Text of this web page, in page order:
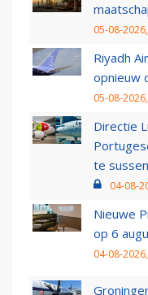
05-08-
Riyadh
opnieuw
05-08-
Directie
te sussen
04-08-
Nieuwe
op 6
04-08-